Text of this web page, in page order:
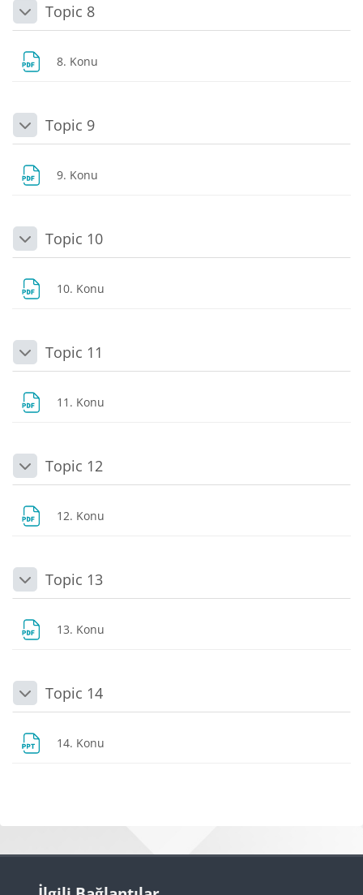
DaraltTopic 8
8. Konu
DaraltTopic 9
9. Konu
DaraltTopic 10
10. Konu
DaraltTopic 11
11. Konu
DaraltTopic 12
12. Konu
DaraltTopic 13
13. Konu
DaraltTopic 14
14. Konu
Bloklar